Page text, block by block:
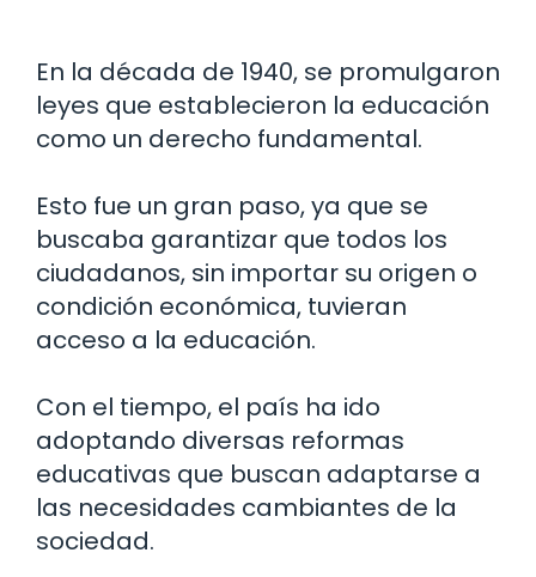
En la década de 1940, se promulgaron
leyes que establecieron la educación
como un derecho fundamental.
Esto fue un gran paso, ya que se
buscaba garantizar que todos los
ciudadanos, sin importar su origen o
condición económica, tuvieran
acceso a la educación.
Con el tiempo, el país ha ido
adoptando diversas reformas
educativas que buscan adaptarse a
las necesidades cambiantes de la
sociedad.